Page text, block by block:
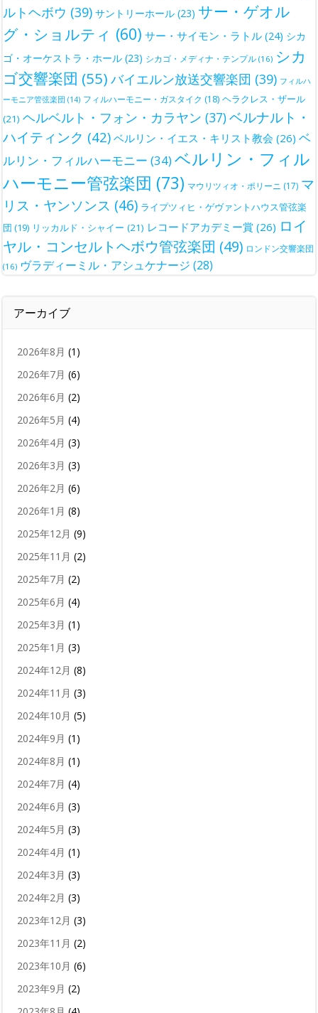
ルトヘボウ (39) サントリーホール (23) サー・ゲオル
グ・ショルティ (60) サー・サイモン・ラトル (24) シカ
ゴ・オーケストラ・ホール (23) シカゴ・メディナ・テンプル (16) シカ
ゴ交響楽団 (55) バイエルン放送交響楽団 (39) フィルハ
ーモニア管弦楽団 (14) フィルハーモニー・ガスタイク (18) ヘラクレス・ザール
(21) ヘルベルト・フォン・カラヤン (37)ベルナルト・
ハイティンク (42) ベルリン・イエス・キリスト教会 (26) ベ
ルリン・フィルハーモニー (34)ベルリン・フィル
ハーモニー管弦楽団 (73) マウリツィオ・ポリーニ (17) マ
リス・ヤンソンス (46) ライプツィヒ・ゲヴァントハウス管弦楽
団 (19) リッカルド・シャイー (21) レコードアカデミー賞 (26) ロイ
ヤル・コンセルトヘボウ管弦楽団 (49) ロンドン交響楽団
(16) ヴラディーミル・アシュケナージ (28)
アーカイブ
2026年8月 (1)
2026年7月 (6)
2026年6月 (2)
2026年5月 (4)
2026年4月 (3)
2026年3月 (3)
2026年2月 (6)
2026年1月 (8)
2025年12月 (9)
2025年11月 (2)
2025年7月 (2)
2025年6月 (4)
2025年3月 (1)
2025年1月 (3)
2024年12月 (8)
2024年11月 (3)
2024年10月 (5)
2024年9月 (1)
2024年8月 (1)
2024年7月 (4)
2024年6月 (3)
2024年5月 (3)
2024年4月 (1)
2024年3月 (3)
2024年2月 (3)
2023年12月 (3)
2023年11月 (2)
2023年10月 (6)
2023年9月 (2)